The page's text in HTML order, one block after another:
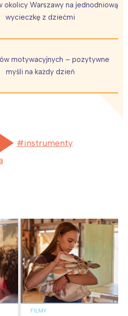
okolicy Warszawy na jednodniową
wycieczkę z dziećmi
motywacyjnych – pozytywne
myśli na każdy dzień
instrumenty
FILMY